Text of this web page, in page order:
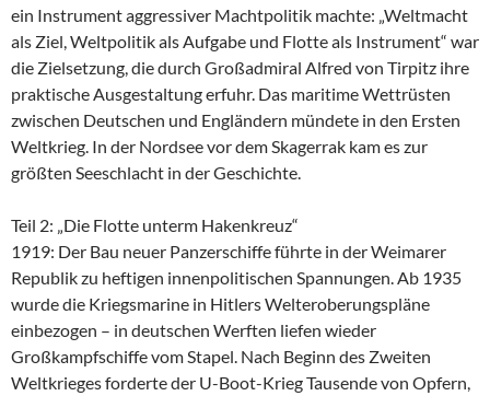
ein Instrument aggressiver Machtpolitik machte: „Weltmacht
als Ziel, Weltpolitik als Aufgabe und Flotte als Instrument“ war
die Zielsetzung, die durch Großadmiral Alfred von Tirpitz ihre
praktische Ausgestaltung erfuhr. Das maritime Wettrüsten
zwischen Deutschen und Engländern mündete in den Ersten
Weltkrieg. In der Nordsee vor dem Skagerrak kam es zur
größten Seeschlacht in der Geschichte.
Teil 2: „Die Flotte unterm Hakenkreuz“
1919: Der Bau neuer Panzerschiffe führte in der Weimarer
Republik zu heftigen innenpolitischen Spannungen. Ab 1935
wurde die Kriegsmarine in Hitlers Welteroberungspläne
einbezogen – in deutschen Werften liefen wieder
Großkampfschiffe vom Stapel. Nach Beginn des Zweiten
Weltkrieges forderte der U-Boot-Krieg Tausende von Opfern,